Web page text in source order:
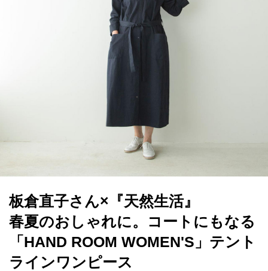
板倉直子さん×『天然生活』
春夏のおしゃれに。コートにもなる
「HAND ROOM WOMEN'S」テント
ラインワンピース